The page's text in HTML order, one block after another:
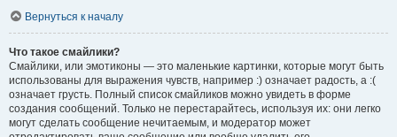
Вернуться к началу
Что такое смайлики?
Смайлики, или эмотиконы — это маленькие картинки, которые могут быть
использованы для выражения чувств, например :) означает радость, а :(
означает грусть. Полный список смайликов можно увидеть в форме
создания сообщений. Только не перестарайтесь, используя их: они легко
могут сделать сообщение нечитаемым, и модератор может